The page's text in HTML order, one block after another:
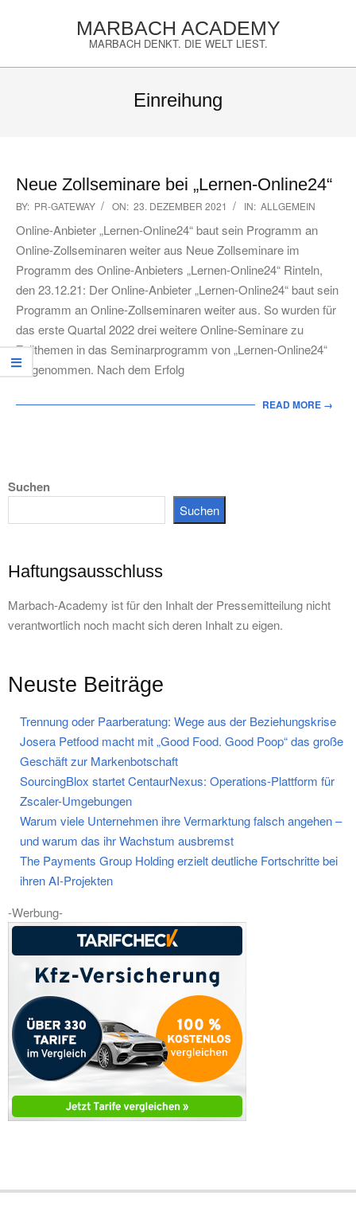
MARBACH ACADEMY
MARBACH DENKT. DIE WELT LIEST.
Einreihung
Neue Zollseminare bei „Lernen-Online24“
2021-
12-
23
BY: PR-GATEWAY ON: 23. DEZEMBER 2021 IN: ALLGEMEIN
Online-Anbieter „Lernen-Online24“ baut sein Programm an
Online-Zollseminaren weiter aus Neue Zollseminare im
Programm des Online-Anbieters „Lernen-Online24“ Rinteln,
den 23.12.21: Der Online-Anbieter „Lernen-Online24“ baut sein
Programm an Online-Zollseminaren weiter aus. So wurden für
das erste Quartal 2022 drei weitere Online-Seminare zu
Zollthemen in das Seminarprogramm von „Lernen-Online24“
aufgenommen. Nach dem Erfolg
READ MORE →
Suchen
Suchen
Haftungsausschluss
Marbach-Academy ist für den Inhalt der Pressemitteilung nicht
verantwortlich noch macht sich deren Inhalt zu eigen.
Neuste Beiträge
Trennung oder Paarberatung: Wege aus der Beziehungskrise
Josera Petfood macht mit „Good Food. Good Poop“ das große
Geschäft zur Markenbotschaft
SourcingBlox startet CentaurNexus: Operations-Plattform für
Zscaler-Umgebungen
Warum viele Unternehmen ihre Vermarktung falsch angehen –
und warum das ihr Wachstum ausbremst
The Payments Group Holding erzielt deutliche Fortschritte bei
ihren AI-Projekten
-Werbung-